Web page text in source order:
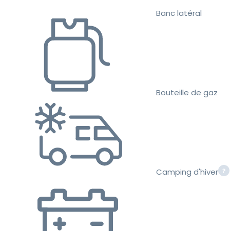
Banc latéral
Bouteille de gaz
Camping d'hiver